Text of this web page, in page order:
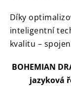
Díky
inteligentní
kvalitu –
BOHEMIAN
jazyková